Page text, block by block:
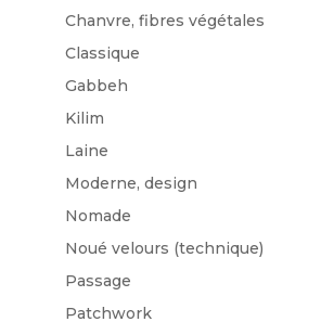
Chanvre, fibres végétales
Classique
Gabbeh
Kilim
Laine
Moderne, design
Nomade
Noué velours (technique)
Passage
Patchwork